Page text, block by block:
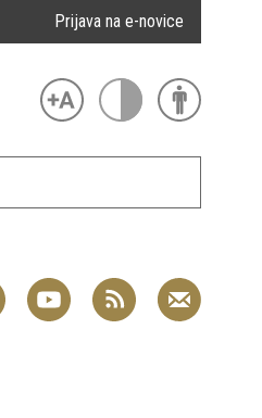
Prijava na e-novice